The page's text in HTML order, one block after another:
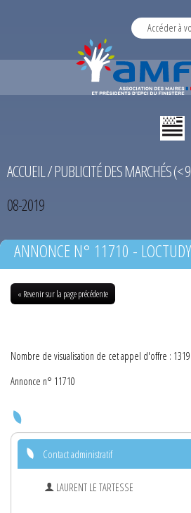
Accéder à
ACCUEIL/PUBLICITÉ DES MARCHÉS (<
08-2019
ANNONCE N° 11710 -
« Revenir sur la page précédente
Nombre de visualisation de cet appel d'offre : 1319
Annonce n° 11710
Contact administratif
LAURENT LE TARTESSE